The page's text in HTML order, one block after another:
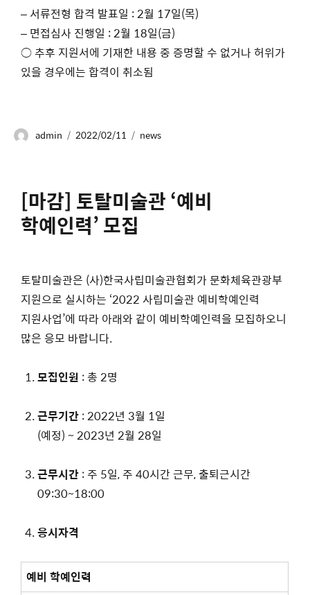
– 서류전형 합격 발표일 : 2월 17일(목)
– 면접심사 진행일 : 2월 18일(금)
○ 추후 지원서에 기재한 내용 중 증명할 수 없거나 허위가
있을 경우에는 합격이 취소됨
admin 2022/02/11 news
[마감] 토탈미술관 ‘예비
학예인력’ 모집
토탈미술관은 (사)한국사립미술관협회가 문화체육관광부
지원으로 실시하는 ‘2022 사립미술관 예비학예인력
지원사업’에 따라 아래와 같이 예비학예인력을 모집하오니
많은 응모 바랍니다.
모집인원 : 총 2명
근무기간 : 2022년 3월 1일
(예정) ~ 2023년 2월 28일
근무시간 : 주 5일, 주 40시간 근무, 출퇴근시간
09:30~18:00
응시자격
예비 학예인력